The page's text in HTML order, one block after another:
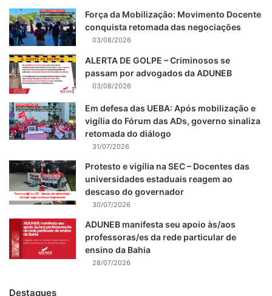
Força da Mobilização: Movimento Docente
conquista retomada das negociações
03/08/2026
ALERTA DE GOLPE – Criminosos se
passam por advogados da ADUNEB
03/08/2026
Em defesa das UEBA: Após mobilização e
vigília do Fórum das ADs, governo sinaliza
retomada do diálogo
31/07/2026
Protesto e vigília na SEC – Docentes das
universidades estaduais reagem ao
descaso do governador
30/07/2026
ADUNEB manifesta seu apoio às/aos
professoras/es da rede particular de
ensino da Bahia
28/07/2026
Destaques